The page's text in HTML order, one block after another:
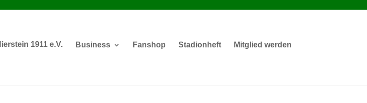
Business Fanshop Stadionheft Mitglied werden